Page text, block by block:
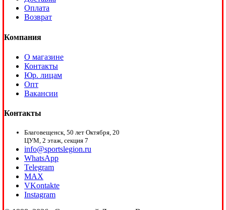
Оплата
Возврат
Компания
О магазине
Контакты
Юр. лицам
Опт
Вакансии
Контакты
Благовещенск, 50 лет Октября, 20
ЦУМ, 2 этаж, секция 7
info@sportslegion.ru
WhatsApp
Telegram
MAX
VKontakte
Instagram